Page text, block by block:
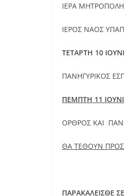
c
e
b
o
o
k
ai
l
ΙΕΡΑ
ΙΕΡΟΣ ΝΑΟΣ
ΤΕΤΑΡΤΗ 10
ΠΑΝΗΓΥΡΙΚΟΣ
ΠΕΜΠΤΗ 11
ΟΡΘΡΟΣ ΚΑΙ
ΘΑ ΤΕΘΟΥΝ
ΠΑΡΑΚΑΛΕΙΣΘΕ